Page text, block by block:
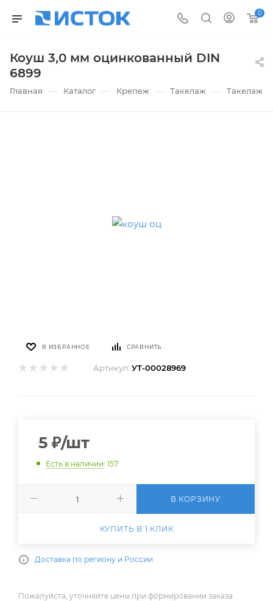
0
Коуш 3,0 мм оцинкованный DIN
6899
Главная — Каталог — Крепеж — Такелаж — Такелаж
В ИЗБРАННОЕ СРАВНИТЬ
Артикул: УТ-00028969
5 ₽/шт
Есть в наличии: 157
В КОРЗИНУ
КУПИТЬ В 1 КЛИК
Доставка по региону и России
Пожалуйста, уточняйте цены при формировании заказа.